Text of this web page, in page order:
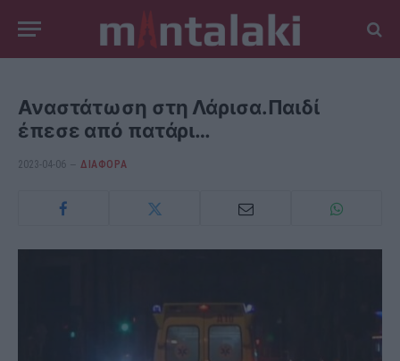
Αναστάτωση στη Λάρισα.Παιδί
έπεσε από πατάρι…
2023-04-06 ΔΙΆΦΟΡΑ